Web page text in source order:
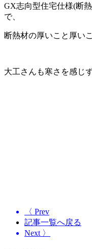
GX志向型住宅仕様(断
で、
断熱材の厚いこと厚いこ
大工さんも寒さを感じ
〈 Prev
記事一覧へ戻る
Next 〉